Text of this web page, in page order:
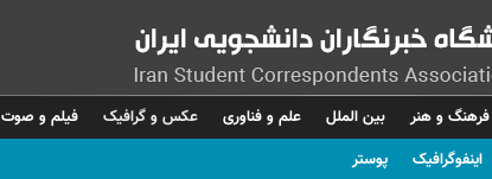
فرهنگ و هنر بین الملل علم و فناوری
عکس و گرافیک
اینفوگرافیک پوستر
فیلم و صوت